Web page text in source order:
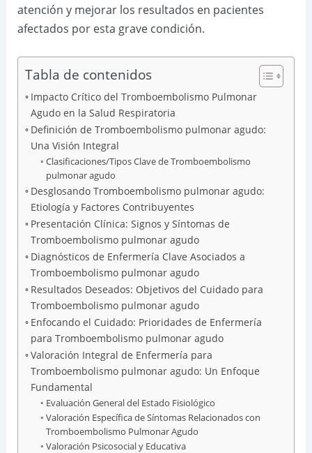
atención y mejorar los resultados en pacientes
afectados por esta grave condición.
Tabla de contenidos
Impacto Crítico del Tromboembolismo Pulmonar
Agudo en la Salud Respiratoria
Definición de Tromboembolismo pulmonar agudo:
Una Visión Integral
Clasificaciones/Tipos Clave de Tromboembolismo
pulmonar agudo
Desglosando Tromboembolismo pulmonar agudo:
Etiología y Factores Contribuyentes
Presentación Clínica: Signos y Síntomas de
Tromboembolismo pulmonar agudo
Diagnósticos de Enfermería Clave Asociados a
Tromboembolismo pulmonar agudo
Resultados Deseados: Objetivos del Cuidado para
Tromboembolismo pulmonar agudo
Enfocando el Cuidado: Prioridades de Enfermería
para Tromboembolismo pulmonar agudo
Valoración Integral de Enfermería para
Tromboembolismo pulmonar agudo: Un Enfoque
Fundamental
Evaluación General del Estado Fisiológico
Valoración Específica de Síntomas Relacionados con
Tromboembolismo Pulmonar Agudo
Valoración Psicosocial y Educativa